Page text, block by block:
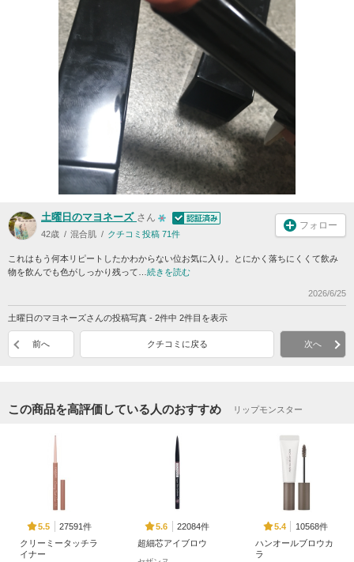
土曜日のマヨネーズ さん
42歳 混合肌 クチコミ投稿 71件
フォロー
これはもう何本リピートしたかわからない位お気に入り。とにかく落ちにくくて飲み
物を飲んでも色がしっかり残って… 続きを読む
2026/6/25
土曜日のマヨネーズさんの投稿写真 - 2件中 2件目を表示
前へ クチコミに戻る 次へ
この商品を高評価している人のおすすめ リップモンスター
5.5
27591件
クリーミータッチラ
イナー
5.6
22084件
超細芯アイブロウ
5.4
10568件
ハンオールブロウカ
ラ